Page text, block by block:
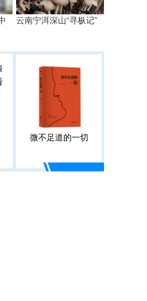
云南宁洱深山“寻枞记”
微不足道的一切